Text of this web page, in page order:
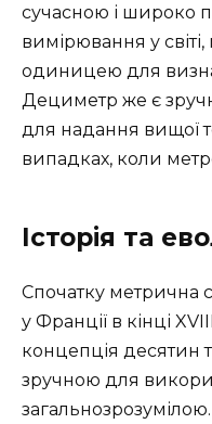
сучасною і широко
вимірювання у
одиницею для
Дециметр же є
для надання вищої
випадках, коли
Історія та
Спочатку метрична
у Франції в кінці
концепція десятин
зручною для